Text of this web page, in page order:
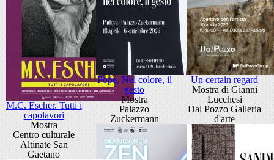
M.C. Escher. Tutti i
capolavori
Mostra
Centro culturale
Altinate San
Gaetano
Pope. Nel colore, il
gesto
Mostra
Palazzo
Zuckermann
Un certain regard
Mostra di Gianni
Lucchesi
Dal Pozzo Galleria
d'arte